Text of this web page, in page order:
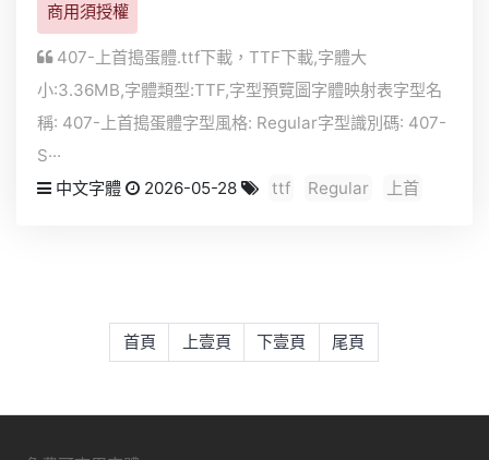
商用須授權
407-上首搗蛋體.ttf下載， TTF下載,字體大
小:3.36MB,字體類型:TTF,字型預覽圖字體映射表字型名
稱: 407-上首搗蛋體字型風格: Regular字型識別碼: 407-
S···
中文字體
2026-05-28 ttf Regular 上首
首頁 上壹頁 下壹頁 尾頁